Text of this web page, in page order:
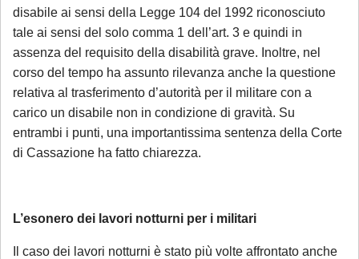
disabile ai sensi della Legge 104 del 1992 riconosciuto
tale ai sensi del solo comma 1 dell’art. 3 e quindi in
assenza del requisito della disabilità grave. Inoltre, nel
corso del tempo ha assunto rilevanza anche la questione
relativa al trasferimento d’autorità per il militare con a
carico un disabile non in condizione di gravità. Su
entrambi i punti, una importantissima sentenza della Corte
di Cassazione ha fatto chiarezza.
L’esonero dei lavori notturni per i militari
Il caso dei lavori notturni è stato più volte affrontato anche